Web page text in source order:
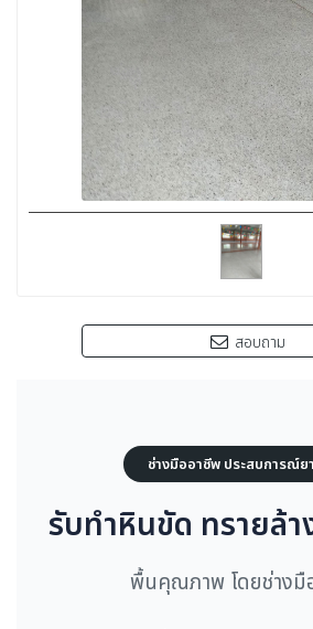
สอบถาม
ช่างมืออาชีพ ประสบการณ์ย
รับทำหินขัด ทรายล้า
พื้นคุณภาพ โดยช่างมื